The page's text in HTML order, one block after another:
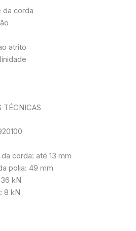
da corda
atrito
TÉCNICAS
corda: até 13 mm
polia: 49 mm
kN
8 kN